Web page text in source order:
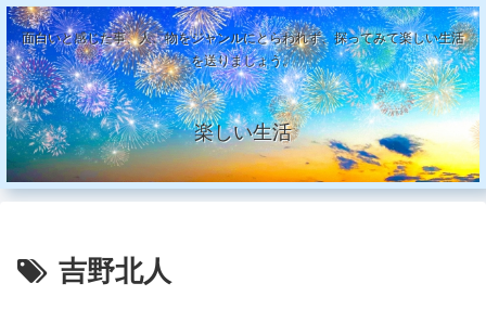
面白いと感じた事、人、物をジャンルにとらわれず、探ってみて楽しい生活
を送りましょう。
楽しい生活
吉野北人